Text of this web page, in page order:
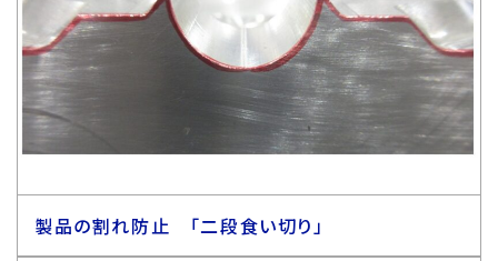
製品の割れ防止 「二段食い切り」